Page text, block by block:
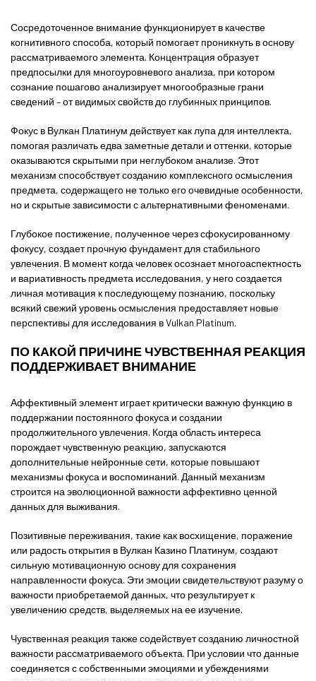
Сосредоточенное внимание функционирует в качестве
когнитивного способа, который помогает проникнуть в основу
рассматриваемого элемента. Концентрация образует
предпосылки для многоуровневого анализа, при котором
сознание пошагово анализирует многообразные грани
сведений – от видимых свойств до глубинных принципов.
Фокус в Вулкан Платинум действует как лупа для интеллекта,
помогая различать едва заметные детали и оттенки, которые
оказываются скрытыми при неглубоком анализе. Этот
механизм способствует созданию комплексного осмысления
предмета, содержащего не только его очевидные особенности,
но и скрытые зависимости с альтернативными феноменами.
Глубокое постижение, полученное через сфокусированному
фокусу, создает прочную фундамент для стабильного
увлечения. В момент когда человек осознает многоаспектность
и вариативность предмета исследования, у него создается
личная мотивация к последующему познанию, поскольку
всякий свежий уровень осмысления предоставляет новые
перспективы для исследования в Vulkan Platinum.
ПО КАКОЙ ПРИЧИНЕ ЧУВСТВЕННАЯ РЕАКЦИЯ
ПОДДЕРЖИВАЕТ ВНИМАНИЕ
Аффективный элемент играет критически важную функцию в
поддержании постоянного фокуса и создании
продолжительного увлечения. Когда область интереса
порождает чувственную реакцию, запускаются
дополнительные нейронные сети, которые повышают
механизмы фокуса и воспоминаний. Данный механизм
строится на эволюционной важности аффективно ценной
данных для выживания.
Позитивные переживания, такие как восхищение, поражение
или радость открытия в Вулкан Казино Платинум, создают
сильную мотивационную основу для сохранения
направленности фокуса. Эти эмоции свидетельствуют разуму о
важности приобретаемой данных, что результирует к
увеличению средств, выделяемых на ее изучение.
Чувственная реакция также содействует созданию личностной
важности рассматриваемого объекта. При условии что данные
соединяется с собственными эмоциями и убеждениями